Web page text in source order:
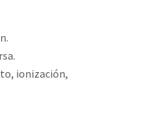
ionización,